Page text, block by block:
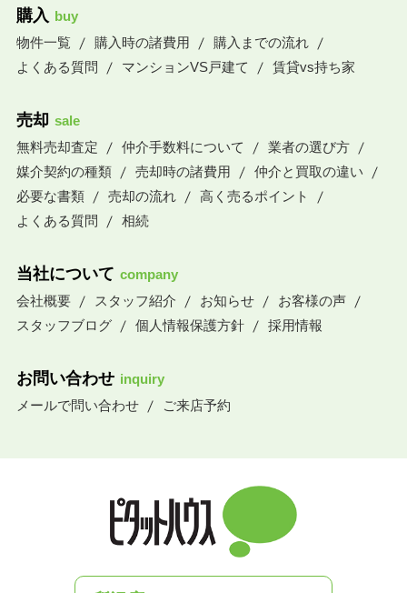
購入 buy
物件一覧
購入時の諸費用
購入までの流れ
よくある質問
マンションVS戸建て 賃貸vs持ち家
売却 sale
無料売却査定
仲介手数料について
業者の選び方
媒介契約の種類
売却時の諸費用
仲介と買取の違い
必要な書類
売却の流れ
高く売るポイント
よくある質問
相続
当社について company
会社概要
スタッフ紹介 お知らせ
お客様の声
スタッフブログ
個人情報保護方針 採用情報
お問い合わせ inquiry
メールで問い合わせ
ご来店予約